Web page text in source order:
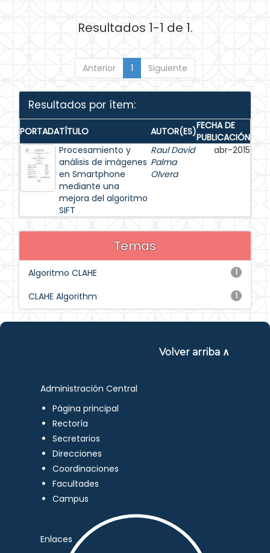
Resultados 1-1 de 1.
Anterior 1 Siguiente
Resultados por ítem:
PORTADATÍTULO AUTOR(ES)FECHA DE
PUBLICACIÓN
Procesamiento y
análisis de imágenes
en Smartphone
mediante una
mejora del algoritmo
SIFT
Raul David
Palma
Olvera
abr-2015
Temas
1
Algoritmo CLAHE
1
CLAHE Algorithm
Volver arriba ∧
Administración Central
Página principal
Rectoría
Secretarios
Direcciones
Coordinaciones
Facultades
Campus
Enlaces